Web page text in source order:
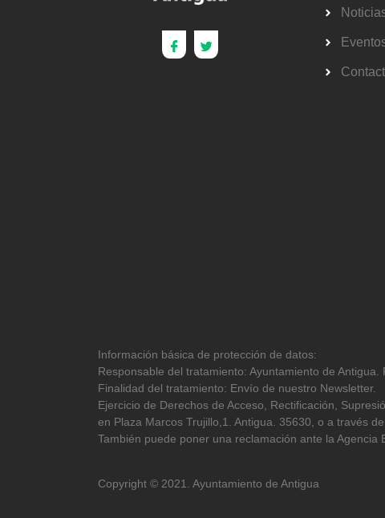
Información básica de protección de datos:
Responsable del tratamiento: Ayuntamiento de
Finalidad del tratamiento: Envío de nuestro Newsletter.
Ejercicio de Derechos de Acceso, Rectificación,
en Plaza Marcos Trujillo,1. Antigua. 35630, o a través
También puede poner una reclamación ante la
Copyright © 2021. Ayuntamiento de Antigua